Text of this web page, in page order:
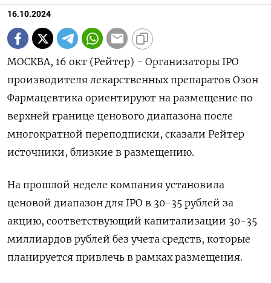
16.10.2024
МОСКВА, 16 окт (Рейтер) - Организаторы IPO
производителя лекарственных препаратов Озон
Фармацевтика ориентируют на размещение по
верхней границе ценового диапазона после
многократной переподписки, сказали Рейтер
источники, близкие в размещению.
На прошлой неделе компания установила
ценовой диапазон для IPO в 30-35 рублей за
акцию, соответствующий капитализации 30-35
миллиардов рублей без учета средств, которые
планируется привлечь в рамках размещения.